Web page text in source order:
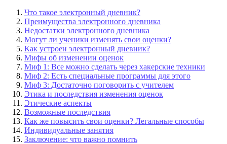
Что такое электронный дневник?
Преимущества электронного дневника
Недостатки электронного дневника
Могут ли ученики изменять свои оценки?
Как устроен электронный дневник?
Мифы об изменении оценок
Миф 1: Все можно сделать через хакерские техники
Миф 2: Есть специальные программы для этого
Миф 3: Достаточно поговорить с учителем
Этика и последствия изменения оценок
Этические аспекты
Возможные последствия
Как же повысить свои оценки? Легальные способы
Индивидуальные занятия
Заключение: что важно помнить